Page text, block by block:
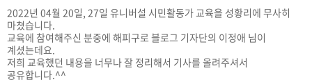
2022년 04월 20일, 27일 유니버설 시민활동가 교육을 성황리에 무사히
마쳤습니다.
교육에 참여해주신 분중에 해피구로 블로그 기자단의 이정애 님이
계셨는데요.
저희 교육했던 내용을 너무나 잘 정리해서 기사를 올려주셔서
공유합니다.^^